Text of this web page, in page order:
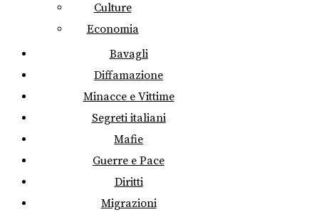
Culture
Economia
Bavagli
Diffamazione
Minacce e Vittime
Segreti italiani
Mafie
Guerre e Pace
Diritti
Migrazioni